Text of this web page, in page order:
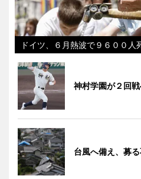
ドイツ、６月熱波で９６００人
神村学園が２回
台風へ備え、募